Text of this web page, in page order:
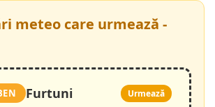
meteo care urmează -
Furtuni Urmează